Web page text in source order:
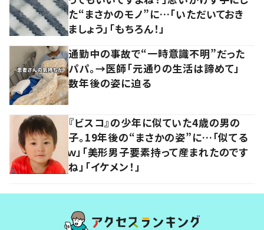
た“まさかのモノ”に…「いただいておき
ましょう」「もちろん！」
通勤中の事故で“一時意識不明”だった
パパ。→医師「元通りの生活は諦めて」
数年後の姿に迫る
『ビスコ』の少年に似ていた4歳の男の
子。19年後の“まさかの姿”に…「似てる
ｗ」「美形男子要素持って産まれたのです
ね」「イケメン！」